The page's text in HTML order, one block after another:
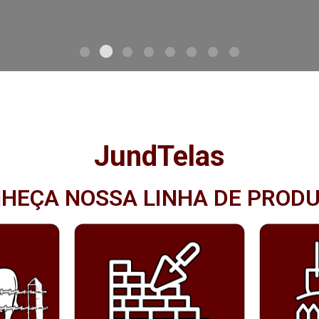
JundTelas
NOSSA LINHA DE